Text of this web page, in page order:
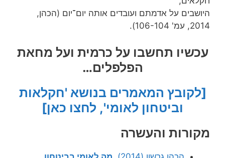
היושבים על אדמתם ועובדים אותה יום־יום (הכהן,
2014, עמ' 106-104).
עכשיו תחשבו על כרמית ועל מחאת
הפלפלים…
[לקובץ המאמרים בנושא 'חקלאות
וביטחון לאומי', לחצו כאן]
מקורות והעשרה